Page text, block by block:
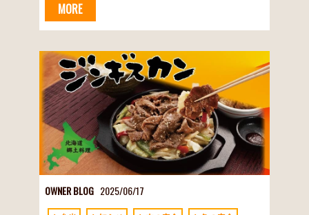
MORE
OWNER BLOG 2025/06/17